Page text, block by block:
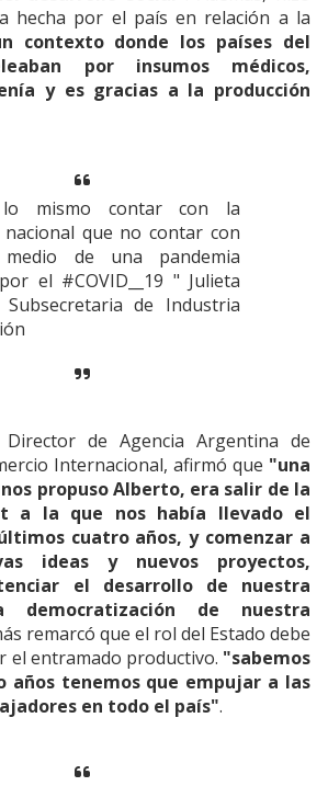
hecha por el país en relación a la
contexto donde los países del
por insumos médicos,
y es gracias a la producción
mismo contar con la
que no contar con
de una pandemia
el #COVID__19 " Julieta
Subsecretaria de Industria
de Agencia Argentina de
Internacional, afirmó que "una
propuso Alberto, era salir de la
a la que nos había llevado el
cuatro años, y comenzar a
ideas y nuevos proyectos,
el desarrollo de nuestra
de nuestra
remarcó que el rol del Estado debe
el entramado productivo. "sabemos
años tenemos que empujar a las
en todo el país".